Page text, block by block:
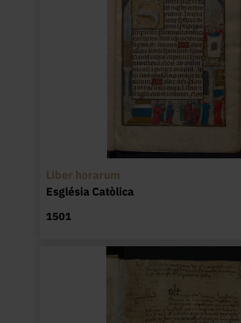
Liber horarum
Església Catòlica
1501